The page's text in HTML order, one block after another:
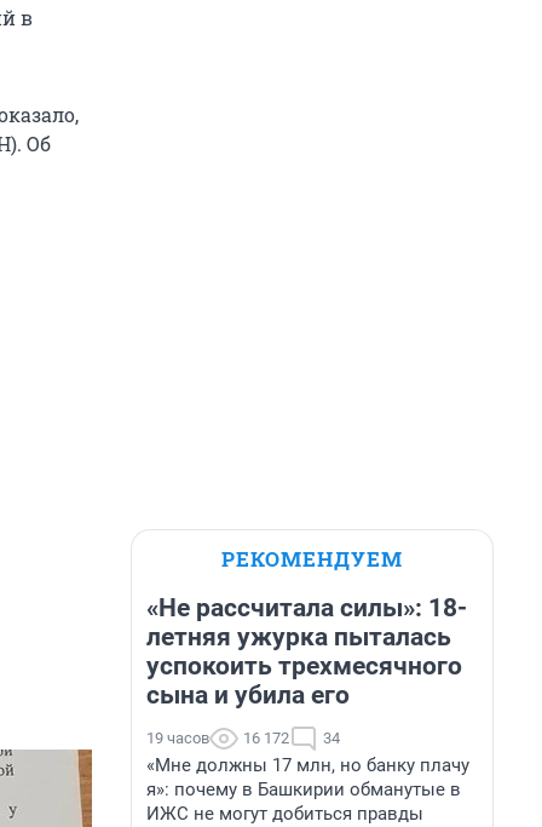
в
Об
РЕКОМЕНДУЕМ
«Не рассчитала силы»: 18-
летняя ужурка пыталась
успокоить трехмесячного
сына и убила его
19 часов 16 172 34
«Мне должны 17 млн, но банку плачу
я»: почему в Башкирии обманутые в
ИЖС не могут добиться правды